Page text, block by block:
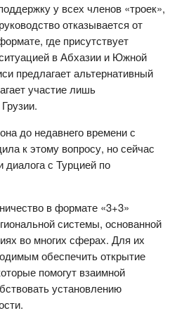
у всех членов «троек»,
отказывается от
где присутствует
в Абхазии и Южной
предлагает альтернативный
участие лишь
до недавнего времени с
к этому вопросу, но сейчас
диалога с Турцией по
в формате «3+3»
системы, основанной
во многих сферах. Для их
обеспечить открытие
помогут взаимной
установлению